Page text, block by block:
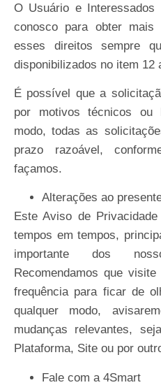
O Usuário e Interessados
conosco para obter mais
esses direitos sempre
disponibilizados no item 12
É possível que a
por motivos técnicos ou
modo, todas as
prazo razoável,
façamos.
Alterações ao
Este Aviso de
tempos em tempos,
importante dos
Recomendamos que
frequência para ficar de
qualquer modo,
mudanças relevantes,
Plataforma, Site ou por
Fale com a 4Smart